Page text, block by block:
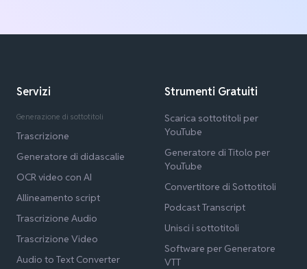
Servizi
Generazione di sottotitoli
Trascrizione
Generatore di didascalie
OCR video con AI
Allineamento script
Trascrizione Audio
Trascrizione Video
Audio to Text Converter
Strumenti Gratuiti
Scarica sottotitoli per
YouTube
Generatore di Titolo per
YouTube
Convertitore di Sottotitoli
Podcast Transcript
Unisci i sottotitoli
Software per Generatore
VTT